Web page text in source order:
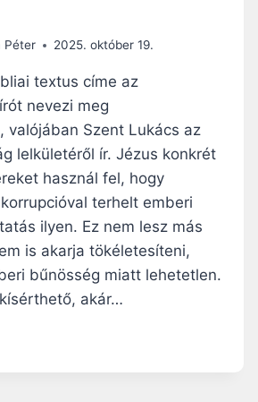
Péter 2025. október 19.
textus címe az
nevezi meg
valójában Szent Lukács az
lelkületéről ír. Jézus konkrét
használ fel, hogy
terhelt emberi
ilyen. Ez nem lesz más
is akarja tökéletesíteni,
bűnösség miatt lehetetlen.
akár…